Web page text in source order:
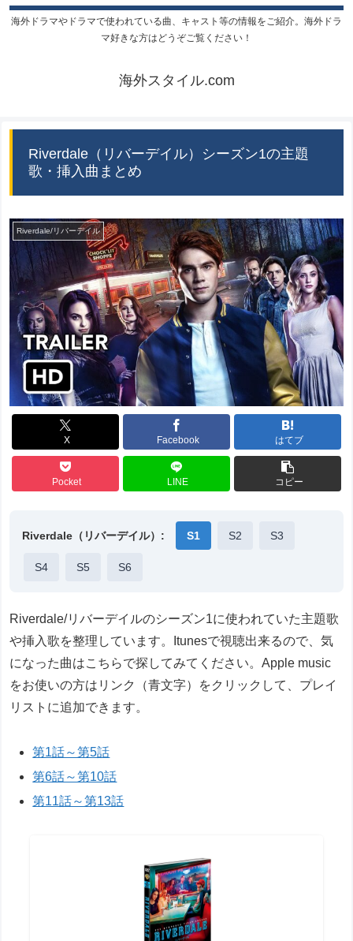
海外ドラマやドラマで使われている曲、キャスト等の情報をご紹介。海外ドラ
マ好きな方はどうぞご覧ください！
海外スタイル.com
Riverdale（リバーデイル）シーズン1の主題
歌・挿入曲まとめ
Riverdale/リバーデイル
X Facebook はてブ
Pocket LINE コピー
Riverdale（リバーデイル）: S1 S2 S3
S4 S5 S6
Riverdale/リバーデイルのシーズン1に使われていた主題歌
や挿入歌を整理しています。Itunesで視聴出来るので、気
になった曲はこちらで探してみてください。Apple music
をお使いの方はリンク（青文字）をクリックして、プレイ
リストに追加できます。
第1話～第5話
第6話～第10話
第11話～第13話